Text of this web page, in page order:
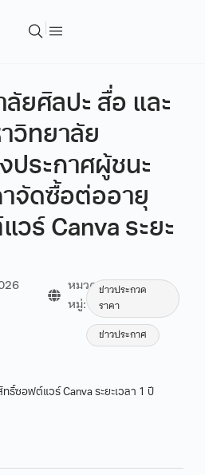
ยศิลปะ สื่อ และ
าวิทยาลัย
ประกาศผู้ชนะ
าจัดซื้อต่ออายุ
ร์ Canva ระยะ
หมวด
หมู่:
ข่าวประกวด
ราคา
ข่าวประกาศ
ธิ์ซอฟต์แวร์ Canva ระยะเวลา 1 ปี